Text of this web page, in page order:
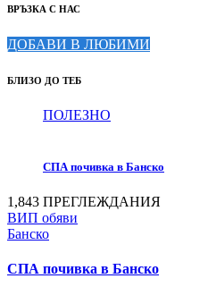
ВРЪЗКА С НАС
ДОБАВИ В ЛЮБИМИ
БЛИЗО ДО ТЕБ
ПОЛЕЗНО
СПА почивка в Банско
1,843 ПРЕГЛЕЖДАНИЯ
ВИП обяви
Банско
СПА почивка в Банско